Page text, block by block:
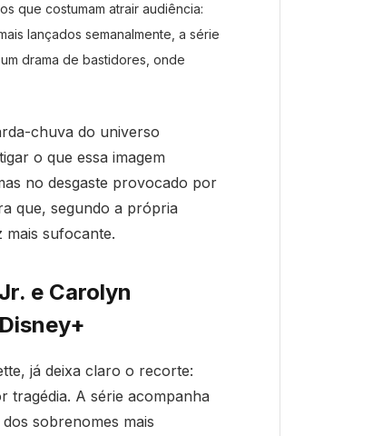
que costumam atrair audiência:
lançados semanalmente, a série
drama de bastidores, onde
chuva do universo
o que essa imagem
no desgaste provocado por
que, segundo a própria
sufocante.
e Carolyn
já deixa claro o recorte:
tragédia. A série acompanha
sobrenomes mais